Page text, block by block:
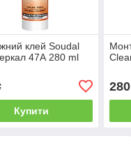
клей Soudal
47А 280 ml
Купити
280